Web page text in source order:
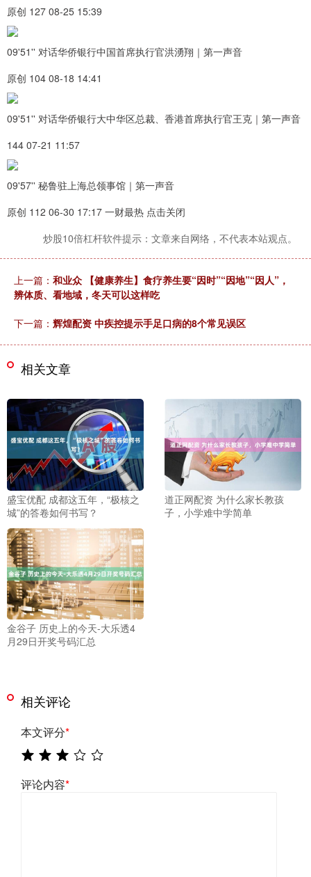
原创 127 08-25 15:39
09'51'' 对话华侨银行中国首席执行官洪湧翔｜第一声音
原创 104 08-18 14:41
09'51'' 对话华侨银行大中华区总裁、香港首席执行官王克｜第一声音
144 07-21 11:57
09'57'' 秘鲁驻上海总领事馆｜第一声音
原创 112 06-30 17:17 一财最热 点击关闭
炒股10倍杠杆软件提示：文章来自网络，不代表本站观点。
上一篇： 和业众 【健康养生】食疗养生要“因时”“因地”“因人”，
辨体质、看地域，冬天可以这样吃
下一篇： 辉煌配资 中疾控提示手足口病的8个常见误区
相关文章
盛宝优配 成都这五年，“极核之
城”的答卷如何书写？
道正网配资 为什么家长教孩
子，小学难中学简单
金谷子 历史上的今天-大乐透4
月29日开奖号码汇总
相关评论
本文评分*
评论内容*